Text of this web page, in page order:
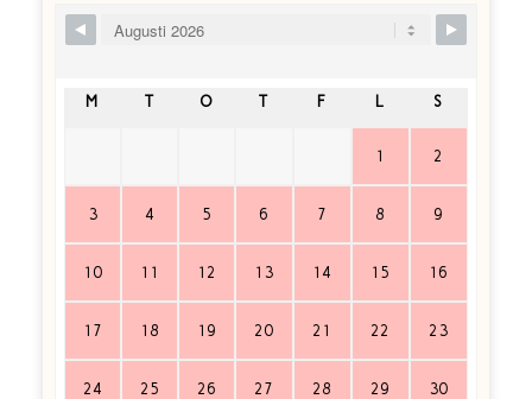
Skip Booking Form
M T O T F L S
1 2
3 4 5 6 7 8 9
10 11 12 13 14 15 16
17 18 19 20 21 22 23
24 25 26 27 28 29 30